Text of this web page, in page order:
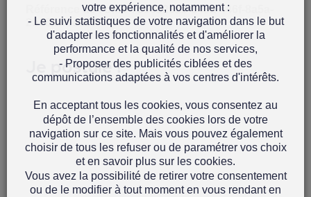
Référence de l'offre : 39022925-148a-446f-8a5a-
2be8bffdee07
Je postule !
votre expérience, notamment :
- Le suivi statistiques de votre navigation dans le but
d'adapter les fonctionnalités et d'améliorer la
performance et la qualité de nos services,
- Proposer des publicités ciblées et des
communications adaptées à vos centres d'intérêts.
En acceptant tous les cookies, vous consentez au
dépôt de l’ensemble des cookies lors de votre
navigation sur ce site. Mais vous pouvez également
choisir de tous les refuser ou de paramétrer vos choix
et en savoir plus sur les cookies.
Vous avez la possibilité de retirer votre consentement
ou de le modifier à tout moment en vous rendant en